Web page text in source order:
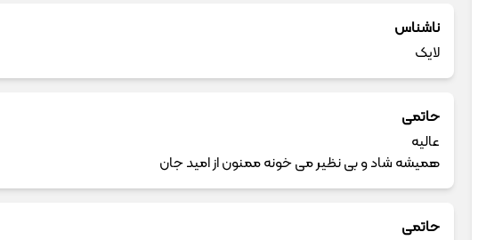
ناشناس
لایک
حاتمی
عالیه
همیشه شاد و بی نظیر می خونه ممنون از امید جان
حاتمی